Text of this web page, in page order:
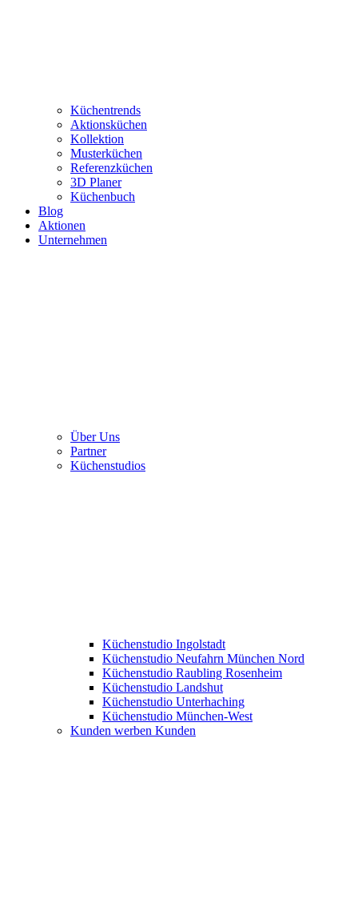
Küchentrends
Aktionsküchen
Kollektion
Musterküchen
Referenzküchen
3D Planer
Küchenbuch
Blog
Aktionen
Unternehmen
Über Uns
Partner
Küchenstudios
Küchenstudio Ingolstadt
Küchenstudio Neufahrn München Nord
Küchenstudio Raubling Rosenheim
Küchenstudio Landshut
Küchenstudio Unterhaching
Küchenstudio München-West
Kunden werben Kunden